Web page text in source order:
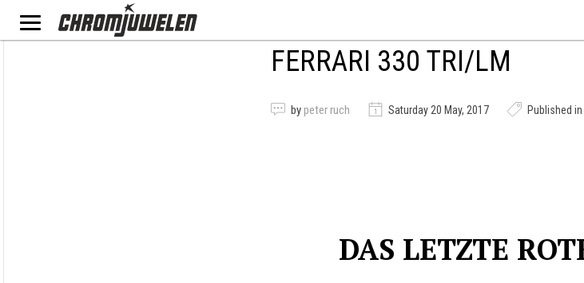
FERRARI 330 TRI/LM
by peter ruch Saturday 20 May, 2017 Published in
DAS LETZTE